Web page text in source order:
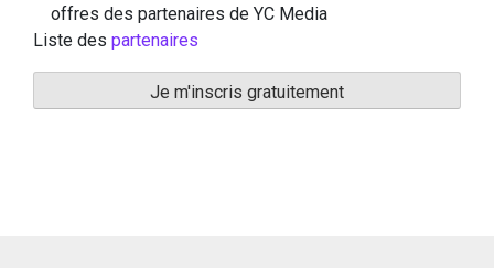
offres des partenaires de YC Media
Liste des partenaires